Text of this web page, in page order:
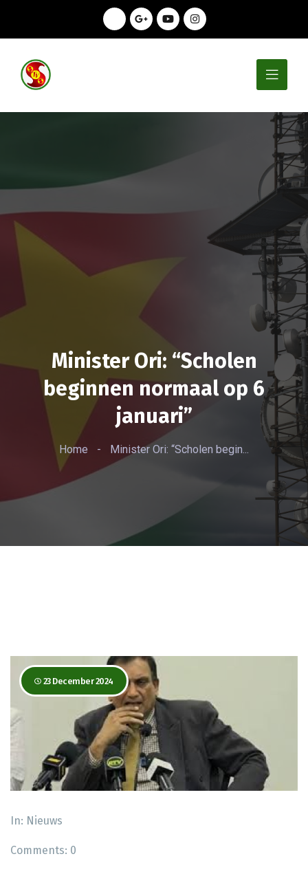
Minister Ori: “Scholen
beginnen normaal op 6
januari”
Home - Minister Ori: “Scholen begin...
23 December 2024
In: Nieuws
Comments: 0